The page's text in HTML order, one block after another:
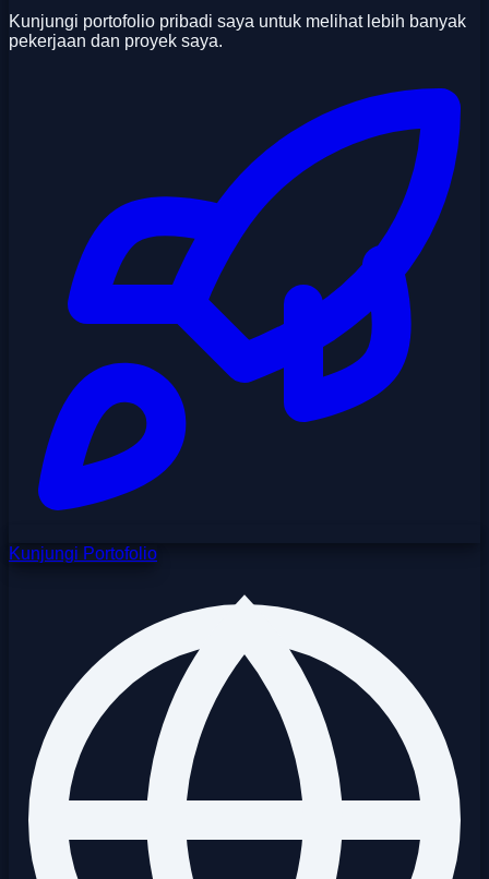
Kunjungi portofolio pribadi saya untuk melihat lebih banyak
pekerjaan dan proyek saya.
Kunjungi Portofolio